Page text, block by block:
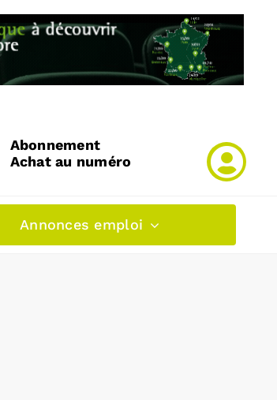
Abonnement
Achat au numéro
Annonces emploi